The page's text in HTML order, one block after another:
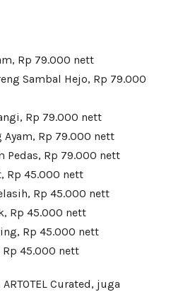
Rp 79.000 nett
Sambal Hejo, Rp 79.000
Rp 79.000 nett
Ayam, Rp 79.000 nett
Pedas, Rp 79.000 nett
Rp 45.000 nett
Rp 45.000 nett
Rp 45.000 nett
Rp 45.000 nett
Rp 45.000 nett
ARTOTEL Curated, juga